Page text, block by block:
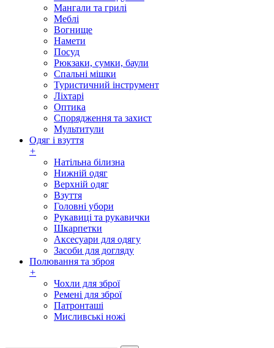
Мангали та грилі
Меблі
Вогнище
Намети
Посуд
Рюкзаки, сумки, баули
Спальні мішки
Туристичний інструмент
Ліхтарі
Оптика
Спорядження та захист
Мультитули
Одяг і взуття
+
Натільна білизна
Нижній одяг
Верхній одяг
Взуття
Головні убори
Рукавиці та рукавички
Шкарпетки
Аксесуари для одягу
Засоби для догляду
Полювання та зброя
+
Чохли для зброї
Ремені для зброї
Патронташі
Мисливські ножі